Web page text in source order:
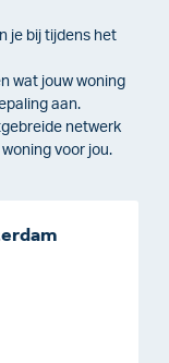
je bij tijdens het
wat jouw woning
aan.
netwerk
voor jou.